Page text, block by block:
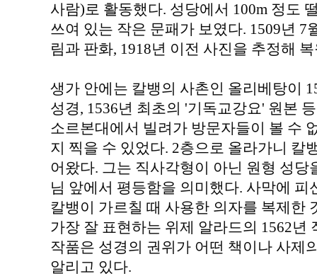
사람)로 활동했다. 성당에서 100m 정도
쓰여 있는 작은 문패가 보였다. 1509년 7
림과 판화, 1918년 이전 사진을 추정해
생가 안에는 칼뱅의 사촌인 올리베탕이
성경, 1536년 최초의 '기독교강요' 원본
소르본대에서 빌려가 방문자들이 볼 수
지 찍을 수 있었다. 2층으로 올라가니 칼
어왔다. 그는 직사각형이 아닌 원형 성
님 앞에서 평등함을 의미했다. 사막에
칼뱅이 가르칠 때 사용한 의자를 복제한
가장 잘 표현하는 위제 알라드의 1562년
작품은 성경의 권위가 어떤 책이나 사제
알리고 있다.